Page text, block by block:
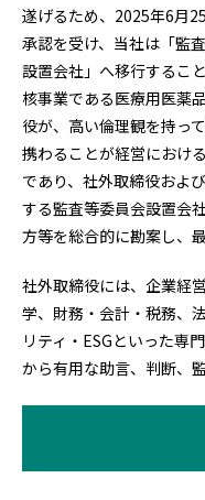
遂げるため、2025年6月
承認を受け、当社は「監
設置会社」へ移行するこ
核事業である医療用医薬
役が、高い倫理観を持っ
携わることが経営におけ
であり、社外取締役およ
する監査等委員会設置会
方等を総合的に勘案し、
社外取締役には、企業経
学、財務・会計・税務、
リティ・ESGといった専
から有用な助言、判断、